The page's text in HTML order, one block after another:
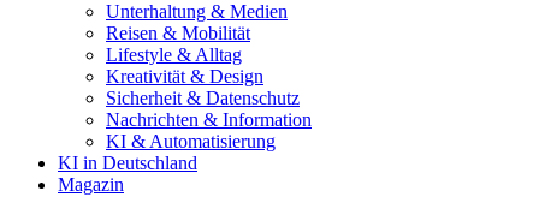
Unterhaltung & Medien
Reisen & Mobilität
Lifestyle & Alltag
Kreativität & Design
Sicherheit & Datenschutz
Nachrichten & Information
KI & Automatisierung
KI in Deutschland
Magazin